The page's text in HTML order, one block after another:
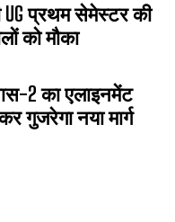
UG प्रथम सेमेस्टर की
को मौका
2 का एलाइनमेंट
गुजरेगा नया मार्ग